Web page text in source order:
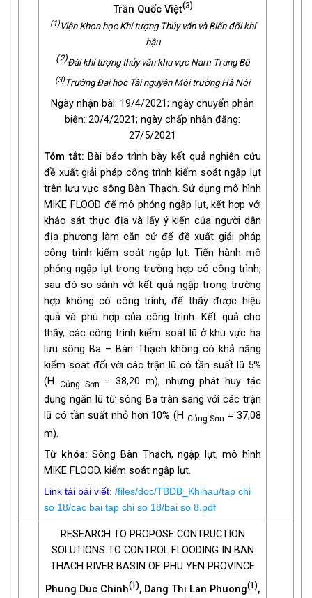
Trần Quốc Việt(3)
(1)Viện Khoa học Khí tượng Thủy văn và Biến đổi khí
hậu
(2)Đài khí tượng thủy văn khu vực Nam Trung Bộ
(3)Trường Đại học Tài nguyên Môi trường Hà Nội
Ngày nhận bài: 19/4/2021; ngày chuyển phản
biện: 20/4/2021; ngày chấp nhận đăng:
27/5/2021
Tóm tắt: Bài báo trình bày kết quả nghiên cứu
đề xuất giải pháp công trình kiểm soát ngập lụt
trên lưu vực sông Bàn Thạch. Sử dụng mô hình
MIKE FLOOD để mô phỏng ngập lụt, kết hợp với
khảo sát thực địa và lấy ý kiến của người dân
địa phương làm căn cứ để đề xuất giải pháp
công trình kiểm soát ngập lụt. Tiến hành mô
phỏng ngập lụt trong trường hợp có công trình,
sau đó so sánh với kết quả ngập trong trường
hợp không có công trình, để thấy được hiệu
quả và phù hợp của công trình. Kết quả cho
thấy, các công trình kiểm soát lũ ở khu vực hạ
lưu sông Ba – Bàn Thạch không có khả năng
kiểm soát đối với các trận lũ có tần suất lũ 5%
(H
Củng Sơn
= 38,20 m), nhưng phát huy tác
dụng ngăn lũ từ sông Ba tràn sang với các trận
lũ có tần suất nhỏ hơn 10% (H Củng Sơn = 37,08
m).
Từ khóa: Sông Bàn Thạch, ngập lụt, mô hình
MIKE FLOOD, kiểm soát ngập lụt.
Link tải bài viết:/files/doc/TBDB_Khihau/tap chi
so 18/cac bai tap chi so 18/bai so 8.pdf
RESEARCH TO PROPOSE CONTRUCTION
SOLUTIONS TO CONTROL FLOODING IN BAN
THACH RIVER BASIN OF PHU YEN PROVINCE
Phung Duc Chinh(1), Dang Thi Lan Phuong(1),